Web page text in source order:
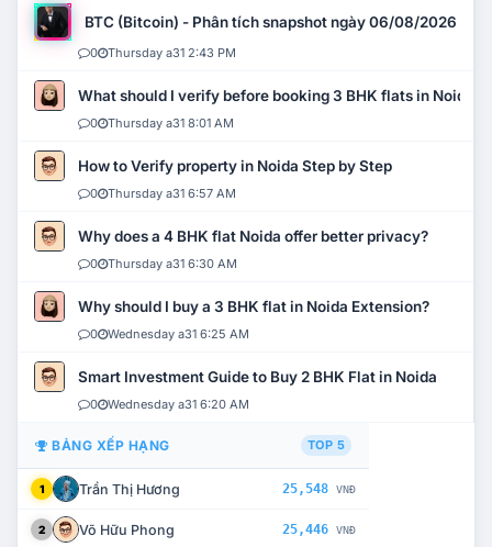
BTC (Bitcoin) - Phân tích snapshot ngày 06/08/2026
0 Thursday a31 2:43 PM
What should I verify before booking 3 BHK flats in Noida?
0 Thursday a31 8:01 AM
How to Verify property in Noida Step by Step
0 Thursday a31 6:57 AM
Why does a 4 BHK flat Noida offer better privacy?
0 Thursday a31 6:30 AM
Why should I buy a 3 BHK flat in Noida Extension?
0 Wednesday a31 6:25 AM
Smart Investment Guide to Buy 2 BHK Flat in Noida
0 Wednesday a31 6:20 AM
BẢNG XẾP HẠNG TOP 5
1 Trần Thị Hương 25,548 VNĐ
2 Võ Hữu Phong 25,446 VNĐ